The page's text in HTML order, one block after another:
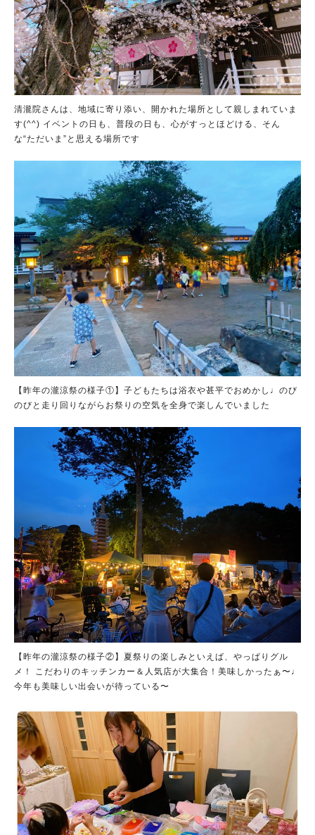
清瀧院さんは、地域に寄り添い、開かれた場所として親しまれていま
す(^^) イベントの日も、普段の日も、心がすっとほどける、そん
な“ただいま”と思える場所です
【昨年の瀧涼祭の様子①】子どもたちは浴衣や甚平でおめかし♩のび
のびと走り回りながらお祭りの空気を全身で楽しんでいました
【昨年の瀧涼祭の様子②】夏祭りの楽しみといえば、やっぱりグル
メ！ こだわりのキッチンカー＆人気店が大集合！美味しかったぁ〜♩
今年も美味しい出会いが待っている〜